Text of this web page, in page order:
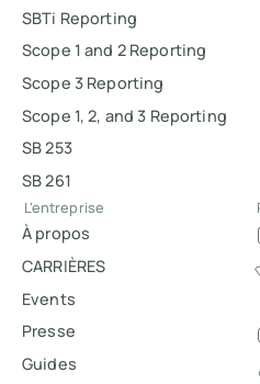
SBTi Reporting
Scope 1 and 2 Reporting
Scope 3 Reporting
Scope 1, 2, and 3 Reporting
SB 253
SB 261
L'entreprise
À propos
CARRIÈRES
Events
Presse
Guides